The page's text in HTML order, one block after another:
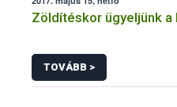
Zöldítéskor ügyeljünk
TOVÁBB >